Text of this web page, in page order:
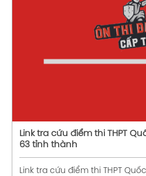
Xem
Link tra cứu điểm thi THPT
63 tỉnh thành
Link tra cứu điểm thi THPT